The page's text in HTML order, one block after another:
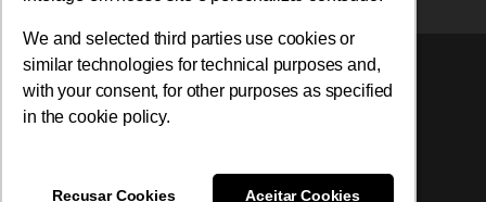
We and selected third parties use cookies or
similar technologies for technical purposes and,
with your consent, for other purposes as specified
in the cookie policy.
Recusar Cookies Aceitar Cookies
We and selected third parties use cookies or
similar technologies for technical purposes and,
with your consent, for other purposes as specified
in the cookie policy.
Recusar Cookies Aceitar Cookies
© 2026 Ambipar. Todos os direitos reservados.